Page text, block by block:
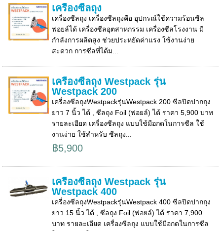
เครื่องซีลถุง
เครื่องซีลถุง เครื่องซีลถุงคือ อุปกรณ์ใช้ความร้อนซีล
ฟอยล์ได้ เครื่องซีลอุตสาหกรรม เครื่องซีลโรงงาน มี
กำลังการผลิตสูง ช่วยประหยัดค่าแรง ใช้งานง่าย
สะดวก การซีลที่ได้ม...
เครื่องซีลถุง Westpack รุ่น
Westpack 200
เครื่องซีลถุงWestpackรุ่นWestpack 200 ซีลปิดปากถุง
ยาว 7 นิ้ว ได้ , ซีลถุง Foil (ฟอยล์) ได้ ราคา 5,900 บาท
รายละเอียด เครื่องซีลถุง แบบใช้มือกดในการซีล ใช้
งานง่าย ใช้สำหรับ ซีลถุง...
฿5,900
เครื่องซีลถุง Westpack รุ่น
Westpack 400
เครื่องซีลถุงWestpackรุ่นWestpack 400 ซีลปิดปากถุง
ยาว 15 นิ้ว ได้ , ซีลถุง Foil (ฟอยล์) ได้ ราคา 7,900
บาท รายละเอียด เครื่องซีลถุง แบบใช้มือกดในการซีล